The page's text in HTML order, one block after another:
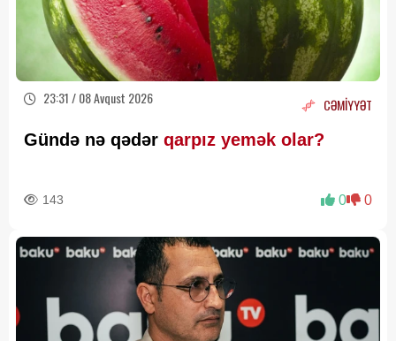
23:31 / 08 Avqust 2026 CƏMİYYƏT
Gündə nə qədər qarpız yemək olar?
143 0 0